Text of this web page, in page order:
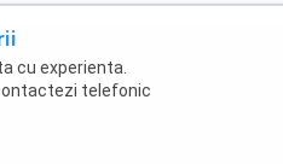
cu experienta.
telefonic